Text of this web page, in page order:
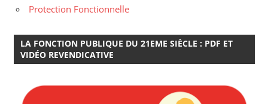
Protection Fonctionnelle
LA FONCTION PUBLIQUE DU 21EME SIÈCLE : PDF ET
VIDÉO REVENDICATIVE